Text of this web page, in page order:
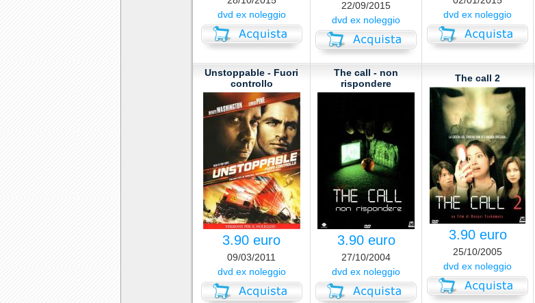
dvd ex noleggio
22/09/2015
dvd ex noleggio
dvd ex noleggio
Unstoppable - Fuori
controllo
3.90 euro
09/03/2011
dvd ex noleggio
The call - non
rispondere
3.90 euro
27/10/2004
dvd ex noleggio
The call 2
3.90 euro
25/10/2005
dvd ex noleggio